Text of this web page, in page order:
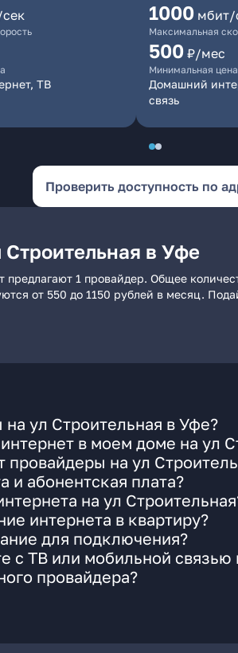
ТВ
1000 мбит/
Максимальная
500 ₽/мес
Минимальная цена
Домашний
связь
Проверить доступность по
в Уфе
1 провайдер. Общее
от 550 до 1150 рублей в месяц.
ул Строительная в Уфе?
в моем доме на ул
провайдеры на ул
и абонентская плата?
на ул
интернета в квартиру?
для подключения?
с ТВ или мобильной связью
провайдера?